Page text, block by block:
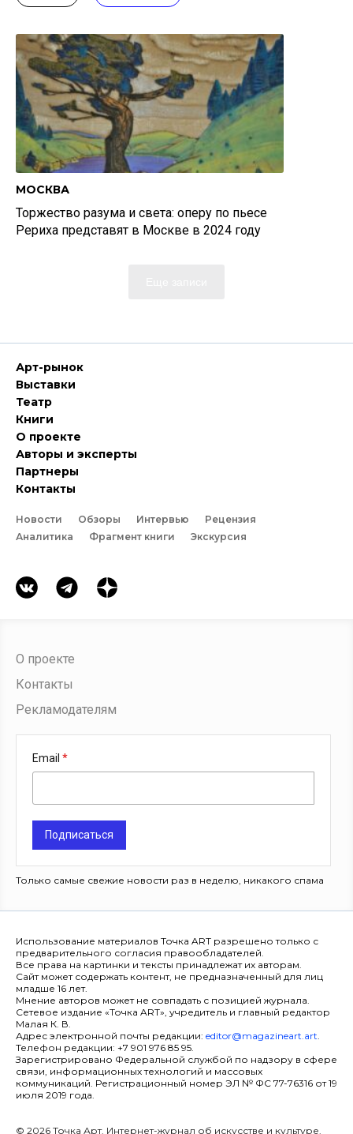
МОСКВА
Торжество разума и света: оперу по пьесе
Рериха представят в Москве в 2024 году
Арт-рынок
Выставки
Театр
Книги
О проекте
Авторы и эксперты
Партнеры
Контакты
Новости Обзоры Интервью
Рецензия
Аналитика
Фрагмент книги Экскурсия
О проекте
Контакты
Рекламодателям
Email
Подписаться
Только самые свежие новости раз в неделю, никакого спама
Использование материалов Точка ART разрешено только с
предварительного согласия правообладателей.
Все права на картинки и тексты принадлежат их авторам.
Сайт может содержать контент, не предназначенный для лиц
младше 16 лет.
Мнение авторов может не совпадать с позицией журнала.
Сетевое издание «Точка ART», учредитель и главный редактор
Малая К. В.
Адрес электронной почты редакции: editor@magazineart.art.
Телефон редакции: +7 901 976 85 95.
Зарегистрировано Федеральной службой по надзору в сфере
связи, информационных технологий и массовых
коммуникаций. Регистрационный номер ЭЛ № ФС 77-76316 от 19
июля 2019 года.
© 2026 Точка Арт. Интернет-журнал об искусстве и культуре.